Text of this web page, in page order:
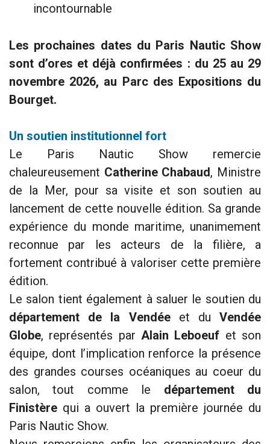
incontournable
Les prochaines dates du Paris Nautic Show
sont d’ores et déjà confirmées : du 25 au 29
novembre 2026, au Parc des Expositions du
Bourget.
Un soutien institutionnel fort
Le Paris Nautic Show remercie
chaleureusement Catherine Chabaud, Ministre
de la Mer, pour sa visite et son soutien au
lancement de cette nouvelle édition. Sa grande
expérience du monde maritime, unanimement
reconnue par les acteurs de la filière, a
fortement contribué à valoriser cette première
édition.
Le salon tient également à saluer le soutien du
département de la Vendéeet du Vendée
Globe, représentés par Alain Leboeuf et son
équipe, dont l’implication renforce la présence
des grandes courses océaniques au coeur du
salon, tout comme le département du
Finistère qui a ouvert la première journée du
Paris Nautic Show.